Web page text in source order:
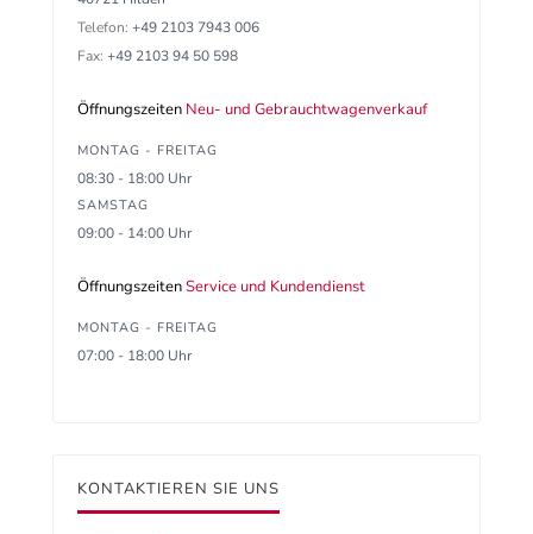
Telefon: +49 2103 7943 006
Fax: +49 2103 94 50 598
Öffnungszeiten Neu- und Gebrauchtwagenverkauf
MONTAG - FREITAG
08:30 - 18:00 Uhr
SAMSTAG
09:00 - 14:00 Uhr
ÖffnungszeitenService und Kundendienst
MONTAG - FREITAG
07:00 - 18:00 Uhr
KONTAKTIEREN SIE UNS